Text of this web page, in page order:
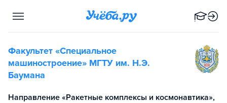
Факультет «Специальное
машиностроение» МГТУ им. Н.Э.
Баумана
Направление «Ракетные комплексы и космонавтика»,